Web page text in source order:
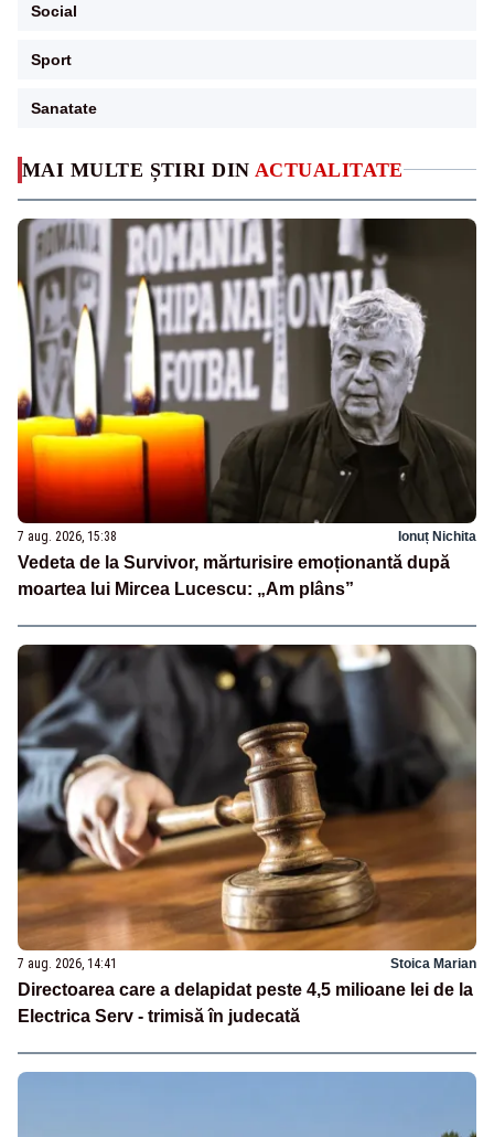
MAI MULTE ȘTIRI DIN ACTUALITATE
7 aug. 2026, 15:38 Ionuț Nichita
Vedeta de la Survivor, mărturisire emoționantă după
moartea lui Mircea Lucescu: „Am plâns”
7 aug. 2026, 14:41 Stoica Marian
Directoarea care a delapidat peste 4,5 milioane lei de la
Electrica Serv - trimisă în judecată
Social
Sport
Sanatate